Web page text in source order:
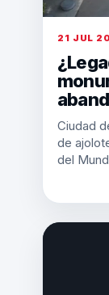
21 JUL
Ciudad
de
del